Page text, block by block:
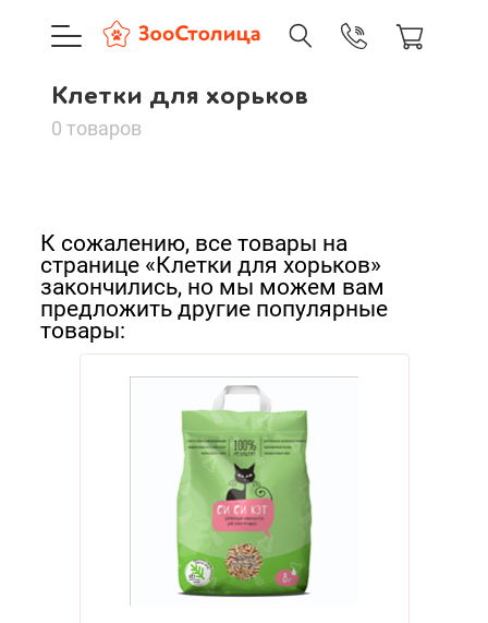
Клетки для хорьков
0 товаров
К сожалению, все товары на
странице «Клетки для хорьков»
закончились, но мы можем вам
предложить другие популярные
товары:
Клетки для хорьков
По популярности
Cначала дешевые
Cначала дорогие
г. Москва
Каталог товаров
О компании
Доставка и оплата